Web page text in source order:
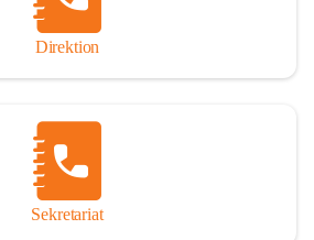
Direktion
Sekretariat